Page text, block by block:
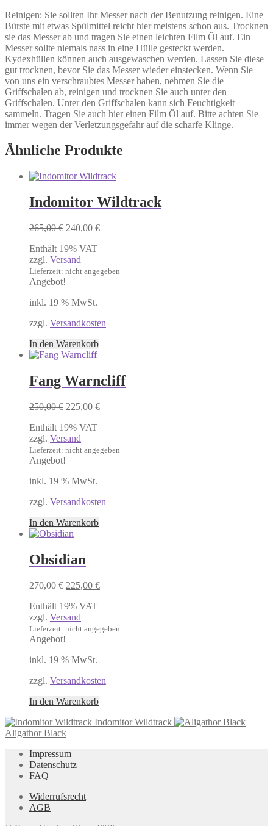
Reinigen: Sie sollten Ihr Messer nach der Benutzung reinigen. Eine
Bürste mit etwas Spülmittel reicht hier meistens schon aus. Trocknen
sie das Messer ab und tragen Sie einen leichten Film Öl auf. Ein
Messer sollte niemals nass in eine Hülle gesteckt werden.
Kydexhüllen können auch ausgewaschen werden. Lassen Sie diese
gut trocknen, bevor Sie das Messer wieder einstecken. Wenn Sie
von uns ein verschraubtes Messer haben, nehmen Sie die
Griffschalen ab, reinigen und trocknen Sie auch unter den
Griffschalen. Unter den Griffschalen kann sich Feuchtigkeit
sammeln. Tragen Sie auch hier einen Film Öl auf. Bitte achten Sie
immer wegen der Verletzungsgefahr auf die scharfe Klinge.
Ähnliche Produkte
Indomitor Wildtrack
265,00€ Ursprünglicher
war:
265,00 €
240,00 €Aktueller
Enthält 19% VAT
zzgl. Versand
Lieferzeit: nicht angegeben
Angebot!
inkl. 19 % MwSt.
zzgl. Versandkosten
In den Warenkorb
Fang Warncliff
250,00€ Ursprünglicher
war:
250,00 €
225,00 €Aktueller
Enthält 19% VAT
zzgl. Versand
Lieferzeit: nicht angegeben
Angebot!
inkl. 19 % MwSt.
zzgl. Versandkosten
In den Warenkorb
Obsidian
270,00€ Ursprünglicher
war:
270,00 €
225,00 €Aktueller
Enthält 19% VAT
zzgl. Versand
Lieferzeit: nicht angegeben
Angebot!
inkl. 19 % MwSt.
zzgl. Versandkosten
In den Warenkorb
Indomitor Wildtrack
Aligathor Black
Impressum
Datenschutz
FAQ
Widerrufsrecht
AGB